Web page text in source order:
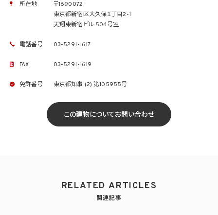
所在地
〒1690072
東京都新宿区大久保１丁目2-1
天翔東新宿ビル 504号室
電話番号 03-5291-1617
FAX 03-5291-1619
免許番号 東京都知事 (2) 第105955号
この建物についてお問い合わせ
RELATED ARTICLES
関連記事